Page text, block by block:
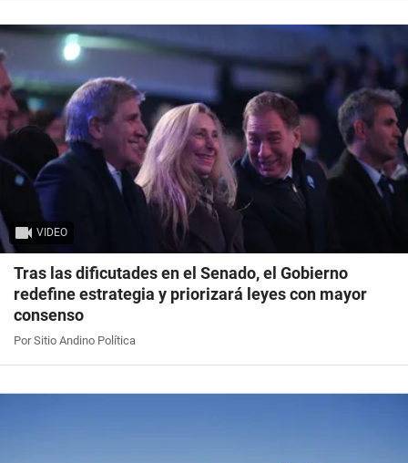
VIDEO
Tras las dificutades en el Senado, el Gobierno
redefine estrategia y priorizará leyes con mayor
consenso
Por Sitio Andino Política